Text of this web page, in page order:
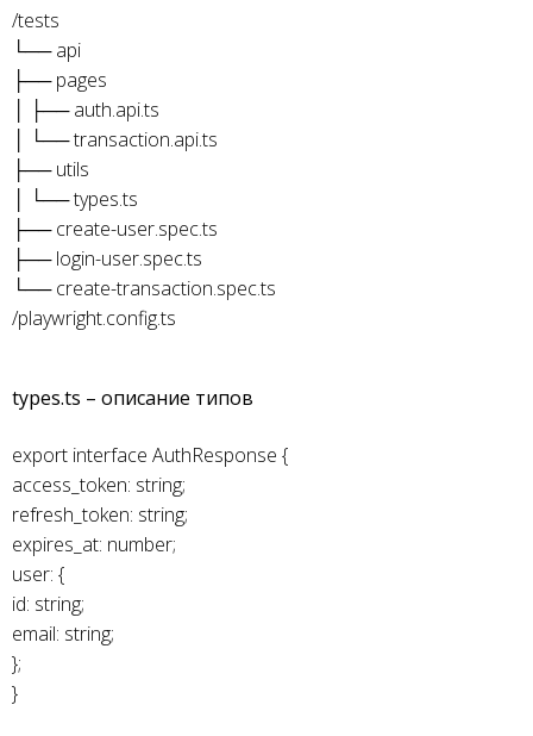
/tests
└── api
├── pages
│ ├── auth.api.ts
│ └── transaction.api.ts
├── utils
│ └── types.ts
├── create-user.spec.ts
├── login-user.spec.ts
└── create-transaction.spec.ts
/playwright.config.ts
types.ts – описание типов
export interface AuthResponse {
access_token: string;
refresh_token: string;
expires_at: number;
user: {
id: string;
email: string;
};
}